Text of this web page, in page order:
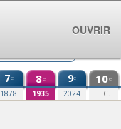
7e
1878
8e
1935
9e
2024
10e
E.C.
OUVRIR